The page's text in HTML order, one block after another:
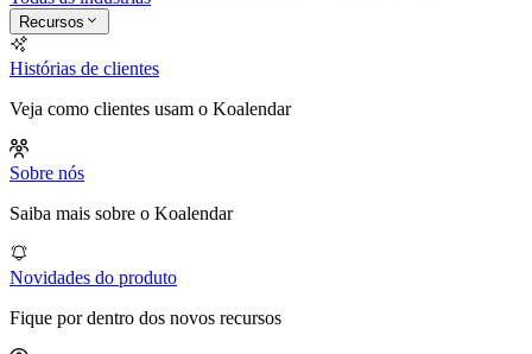
Recursos
Histórias de clientes
Veja como clientes usam o Koalendar
Sobre nós
Saiba mais sobre o Koalendar
Novidades do produto
Fique por dentro dos novos recursos